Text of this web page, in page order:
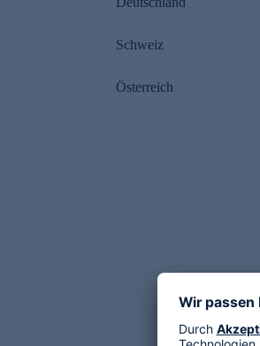
Schweiz
Österreich